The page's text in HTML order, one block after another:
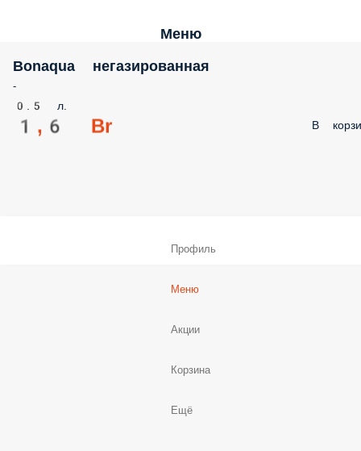
Меню
Bonaqua негазированная
-
0.5 л.
1,6 Br В
Профиль
Меню
Акции
Корзина
Ещё